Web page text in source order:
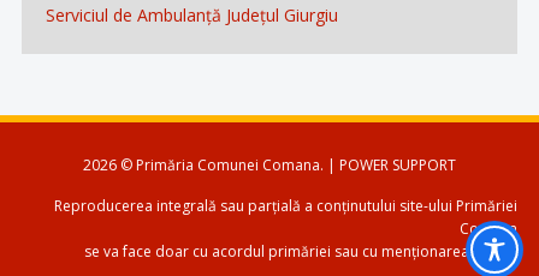
Serviciul de Ambulanță Județul Giurgiu
2026 © Primăria Comunei Comana. | POWER SUPPORT
Reproducerea integrală sau parțială a conținutului site-ului Primăriei
Comana
se va face doar cu acordul primăriei sau cu menționarea sursei.